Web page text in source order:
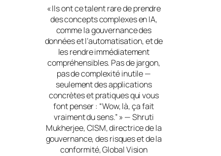
«Ils ont ce talent rare de prendre
des concepts complexes en IA,
comme la gouvernance des
données et l’automatisation, et de
les rendre immédiatement
compréhensibles. Pas de jargon,
pas de complexité inutile —
seulement des applications
concrètes et pratiques qui vous
font penser : “Wow, là, ça fait
vraiment du sens.” » — Shruti
Mukherjee, CISM, directrice de la
gouvernance, des risques et de la
conformité, Global Vision